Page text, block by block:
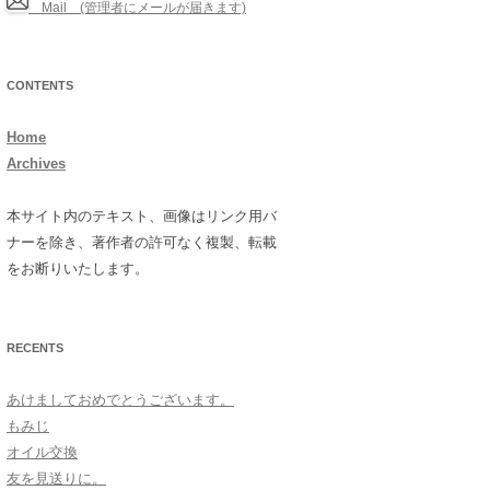
Mail (管理者にメールが届きます)
CONTENTS
Home
Archives
本サイト内のテキスト、画像はリンク用バ
ナーを除き、著作者の許可なく複製、転載
をお断りいたします。
RECENTS
あけましておめでとうございます。
もみじ
オイル交換
友を見送りに。